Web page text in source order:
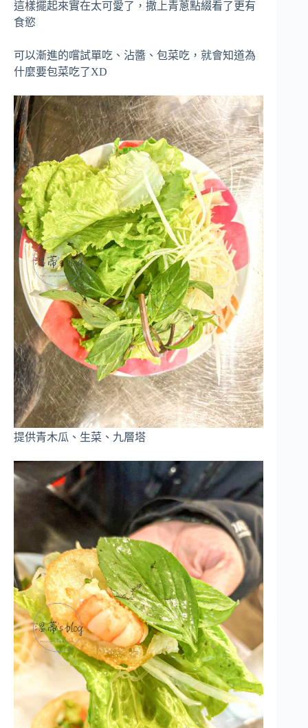
這樣擺起來實在太可愛了，撒上青蔥點綴看了更有
食慾
可以漸進的嚐試單吃、沾醬、包菜吃，就會知道為
什麼要包菜吃了XD
提供青木瓜、生菜、九層塔